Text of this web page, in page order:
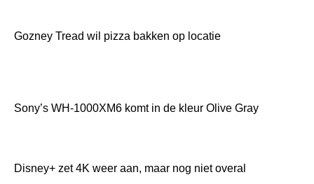
Gozney Tread wil pizza bakken op locatie
Sony’s WH-1000XM6 komt in de kleur Olive Gray
Disney+ zet 4K weer aan, maar nog niet overal